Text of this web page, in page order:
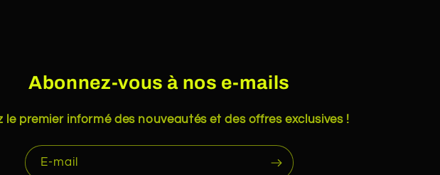
Abonnez-vous à nos e-mails
le premier informé des nouveautés et des offres exclusives !
E-mail